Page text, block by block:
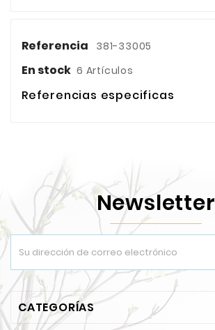
Referencia 381-33005
En stock 6 Artículos
Referencias especificas
Newsletter
CATEGORÍAS